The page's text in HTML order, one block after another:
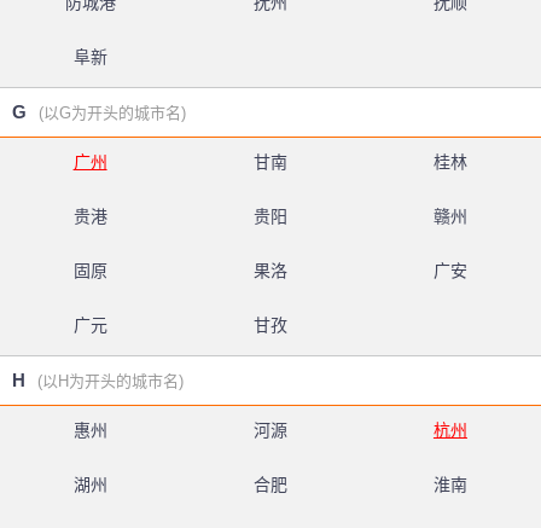
阜新
G (以G为开头的城市名)
广州 甘南 桂林
贵港 贵阳 赣州
固原 果洛 广安
广元 甘孜
H (以H为开头的城市名)
惠州 河源 杭州
湖州 合肥 淮南